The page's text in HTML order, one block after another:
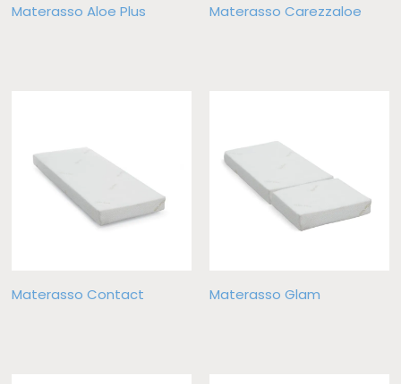
Materasso Aloe Plus Materasso Carezzaloe
Materasso Contact Materasso Glam